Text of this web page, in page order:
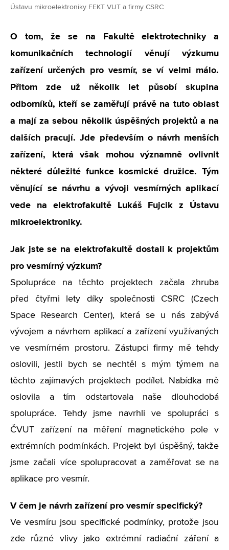
Ústavu mikroelektroniky FEKT VUT a firmy CSRC
O tom, že se na Fakultě elektrotechniky a
komunikačních technologií věnují výzkumu
zařízení určených pro vesmír, se ví velmi málo.
Přitom zde už několik let působí skupina
odborníků, kteří se zaměřují právě na tuto oblast
a mají za sebou několik úspěšných projektů a na
dalších pracují. Jde především o návrh menších
zařízení, která však mohou významně ovlivnit
některé důležité funkce kosmické družice. Tým
věnující se návrhu a vývoji vesmírných aplikací
vede na elektrofakultě Lukáš Fujcik z Ústavu
mikroelektroniky.
Jak jste se na elektrofakultě dostali k projektům
pro vesmírný výzkum?
Spolupráce na těchto projektech začala zhruba
před čtyřmi lety díky společnosti CSRC (Czech
Space Research Center), která se u nás zabývá
vývojem a návrhem aplikací a zařízení využívaných
ve vesmírném prostoru. Zástupci firmy mě tehdy
oslovili, jestli bych se nechtěl s mým týmem na
těchto zajímavých projektech podílet. Nabídka mě
oslovila a tím odstartovala naše dlouhodobá
spolupráce. Tehdy jsme navrhli ve spolupráci s
ČVUT zařízení na měření magnetického pole v
extrémních podmínkách. Projekt byl úspěšný, takže
jsme začali více spolupracovat a zaměřovat se na
aplikace pro vesmír.
V čem je návrh zařízení pro vesmír specifický?
Ve vesmíru jsou specifické podmínky, protože jsou
zde různé vlivy jako extrémní radiační záření a